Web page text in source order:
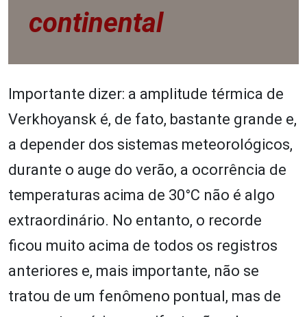
continental
Importante dizer: a amplitude térmica de
Verkhoyansk é, de fato, bastante grande e,
a depender dos sistemas meteorológicos,
durante o auge do verão, a ocorrência de
temperaturas acima de 30°C não é algo
extraordinário. No entanto, o recorde
ficou muito acima de todos os registros
anteriores e, mais importante, não se
tratou de um fenômeno pontual, mas de